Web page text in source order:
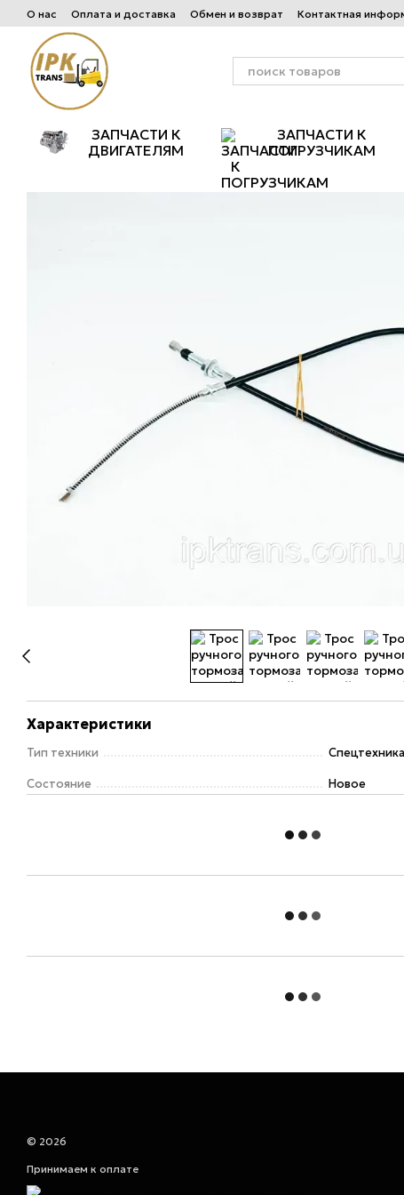
Перейти к основному контенту
О нас Оплата и доставка Обмен и возврат Контактная
ЗАПЧАСТИ К
ДВИГАТЕЛЯМ
ЗАПЧАСТИ К
ПОГРУЗЧИКАМ
Характеристики
Тип техники Спецтехника
Состояние Новое
© 2026
Принимаем к оплате